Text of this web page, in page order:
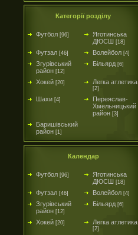
Категорії розділу
Футбол [96]
Яготинська
ДЮСШ [18]
Футзал [46] Волейбол [4]
Згурівський
район [12]
Більярд [6]
Хокей [20] Легка атлетика
[2]
Шахи [4]
Переяслав-
Хмельницький
район [3]
Баришівський
район [1]
Календар
Футбол [96]
Яготинська
ДЮСШ [18]
Футзал [46] Волейбол [4]
Згурівський
район [12]
Більярд [6]
Хокей [20] Легка атлетика
[2]